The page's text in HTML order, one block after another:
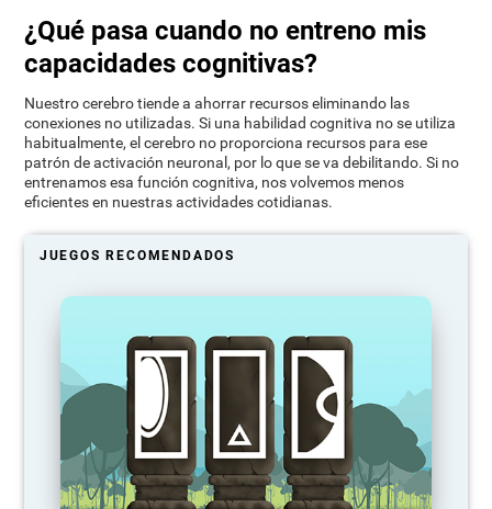
¿Qué pasa cuando no entreno mis
capacidades cognitivas?
Nuestro cerebro tiende a ahorrar recursos eliminando las
conexiones no utilizadas. Si una habilidad cognitiva no se utiliza
habitualmente, el cerebro no proporciona recursos para ese
patrón de activación neuronal, por lo que se va debilitando. Si no
entrenamos esa función cognitiva, nos volvemos menos
eficientes en nuestras actividades cotidianas.
JUEGOS RECOMENDADOS